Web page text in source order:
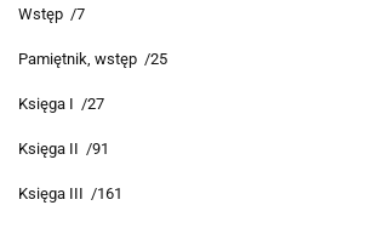
Wstęp /7
Pamiętnik, wstęp /25
Księga I /27
Księga II /91
Księga III /161